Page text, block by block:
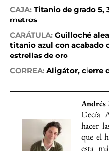
CAJA: Titanio de grado 5,
metros
CARÁTULA: Guilloché
titanio azul con acabado
estrellas de oro
CORREA: Aligátor, cierre
Andrés
Decía
hacer
que el
esta